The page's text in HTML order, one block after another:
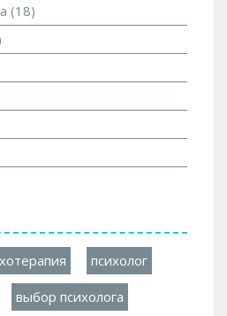
(18)
психолог
выбор психолога